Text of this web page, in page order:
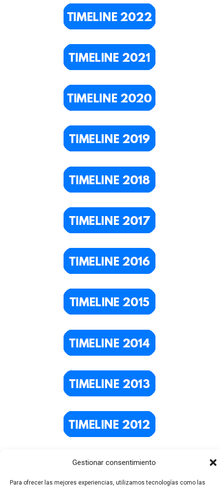
Gestionar consentimiento
Para ofrecer las mejores experiencias, utilizamos tecnologías como las